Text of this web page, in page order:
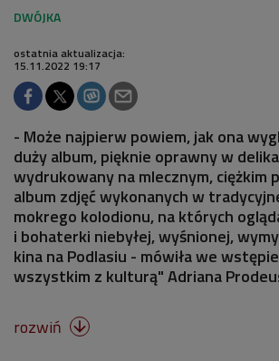
ostatnia aktualizacja:
15.11.2022 19:17
- Może najpierw powiem, jak ona
duży album, pięknie oprawny w
wydrukowany na mlecznym, ciężkim
album zdjęć wykonanych w
mokrego kolodionu, na których
i bohaterki niebyłej, wyśnionej,
kina na Podlasiu - mówiła we
wszystkim z kulturą" Adriana
rozwiń 